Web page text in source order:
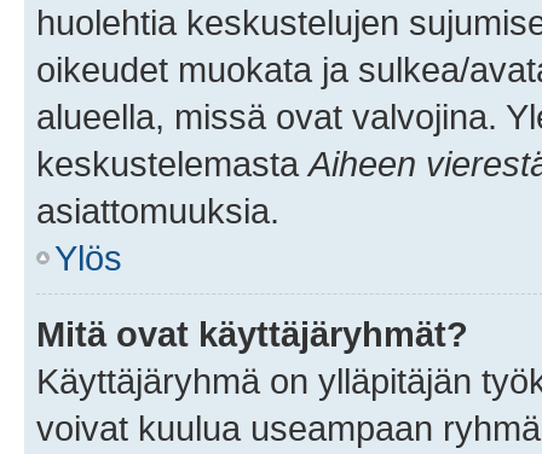
huolehtia keskustelujen
oikeudet muokata ja sulkea/
alueella, missä ovat valvojina.
keskustelemasta Aiheen
asiattomuuksia.
Ylös
Mitä ovat käyttäjäryhmät?
Käyttäjäryhmä on ylläpitäjän
voivat kuulua useampaan